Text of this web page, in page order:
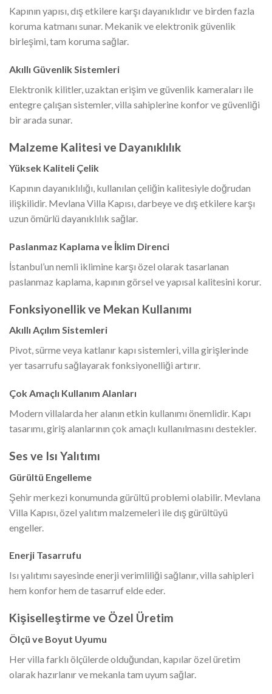
Kapının yapısı, dış etkilere karşı dayanıklıdır ve birden fazla
koruma katmanı sunar. Mekanik ve elektronik güvenlik
birleşimi, tam koruma sağlar.
Akıllı Güvenlik Sistemleri
Elektronik kilitler, uzaktan erişim ve güvenlik kameraları ile
entegre çalışan sistemler, villa sahiplerine konfor ve güvenliği
bir arada sunar.
Malzeme Kalitesi ve Dayanıklılık
Yüksek Kaliteli Çelik
Kapının dayanıklılığı, kullanılan çeliğin kalitesiyle doğrudan
ilişkilidir. Mevlana Villa Kapısı, darbeye ve dış etkilere karşı
uzun ömürlü dayanıklılık sağlar.
Paslanmaz Kaplama ve İklim Direnci
İstanbul’un nemli iklimine karşı özel olarak tasarlanan
paslanmaz kaplama, kapının görsel ve yapısal kalitesini korur.
Fonksiyonellik ve Mekan Kullanımı
Akıllı Açılım Sistemleri
Pivot, sürme veya katlanır kapı sistemleri, villa girişlerinde
yer tasarrufu sağlayarak fonksiyonelliği artırır.
Çok Amaçlı Kullanım Alanları
Modern villalarda her alanın etkin kullanımı önemlidir. Kapı
tasarımı, giriş alanlarının çok amaçlı kullanılmasını destekler.
Ses ve Isı Yalıtımı
Gürültü Engelleme
Şehir merkezi konumunda gürültü problemi olabilir. Mevlana
Villa Kapısı, özel yalıtım malzemeleri ile dış gürültüyü
engeller.
Enerji Tasarrufu
Isı yalıtımı sayesinde enerji verimliliği sağlanır, villa sahipleri
hem konfor hem de tasarruf elde eder.
Kişiselleştirme ve Özel Üretim
Ölçü ve Boyut Uyumu
Her villa farklı ölçülerde olduğundan, kapılar özel üretim
olarak hazırlanır ve mekanla tam uyum sağlar.